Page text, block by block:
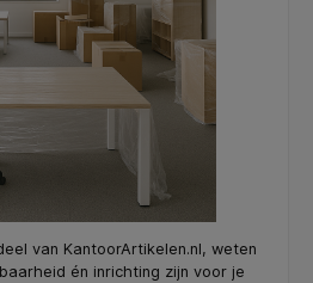
van KantoorArtikelen.nl, weten
én inrichting zijn voor je